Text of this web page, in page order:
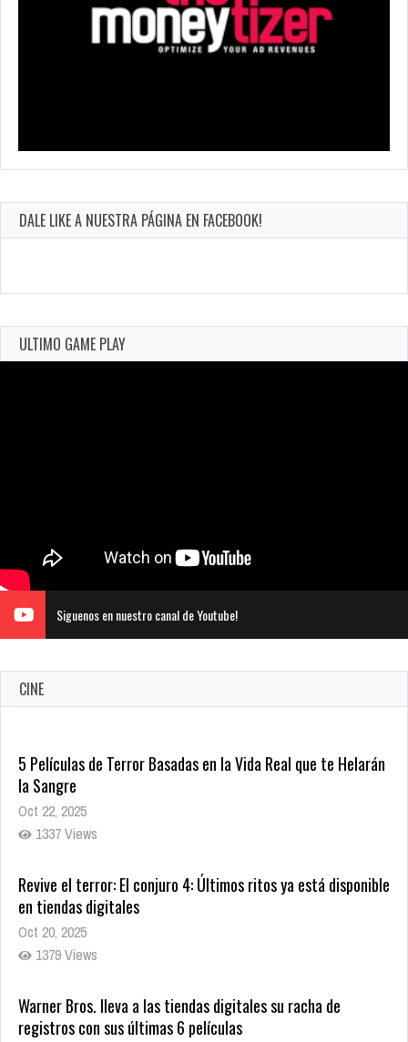
DALE LIKE A NUESTRA PÁGINA EN FACEBOOK!
ULTIMO GAME PLAY
Siguenos en nuestro canal de Youtube!
CINE
5 Películas de Terror Basadas en la Vida Real que te Helarán
la Sangre
Oct 22, 2025
1337 Views
Revive el terror: El conjuro 4: Últimos ritos ya está disponible
en tiendas digitales
Oct 20, 2025
1379 Views
Warner Bros. lleva a las tiendas digitales su racha de
registros con sus últimas 6 películas